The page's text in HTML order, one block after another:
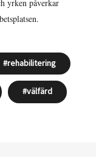
yrken påverkar
rehabilitering
välfärd